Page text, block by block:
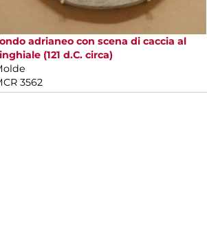
adrianeo con scena di caccia al
(121 d.C. circa)
3562